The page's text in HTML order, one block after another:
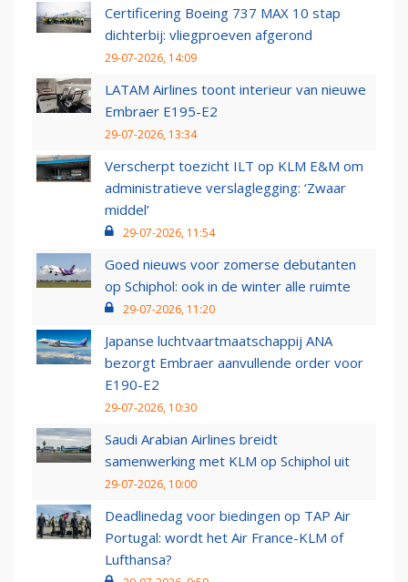
Certificering Boeing 737 MAX 10 stap
dichterbij: vliegproeven afgerond
29-07-2026, 14:09
LATAM Airlines toont interieur van nieuwe
Embraer E195-E2
29-07-2026, 13:34
Verscherpt toezicht ILT op KLM E&M om
administratieve verslaglegging: ‘Zwaar
middel’
29-07-2026, 11:54
Goed nieuws voor zomerse debutanten
op Schiphol: ook in de winter alle ruimte
29-07-2026, 11:20
Japanse luchtvaartmaatschappij ANA
bezorgt Embraer aanvullende order voor
E190-E2
29-07-2026, 10:30
Saudi Arabian Airlines breidt
samenwerking met KLM op Schiphol uit
29-07-2026, 10:00
Deadlinedag voor biedingen op TAP Air
Portugal: wordt het Air France-KLM of
Lufthansa?